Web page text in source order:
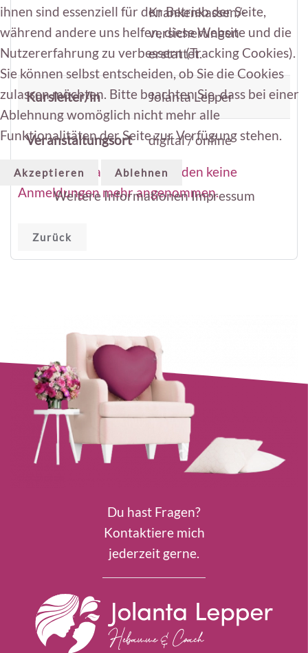
Krankenkassen/-
versicherungen
erstattet.
Kursleiter/in Jolanta Lepper
Veranstaltungsort
digital / online
Für diese Veranstaltung werden keine
Anmeldungen mehr angenommen.
Zurück
Du hast Fragen?
Kontaktiere mich
jederzeit gerne.
ihnen sind essenziell für den Betrieb der Seite,
während andere uns helfen, diese Website und die
Nutzererfahrung zu verbessern (Tracking Cookies).
Sie können selbst entscheiden, ob Sie die Cookies
zulassen möchten. Bitte beachten Sie, dass bei einer
Ablehnung womöglich nicht mehr alle
Funktionalitäten der Seite zur Verfügung stehen.
Akzeptieren Ablehnen
Weitere InformationenImpressum